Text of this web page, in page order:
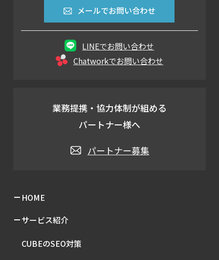
メールでお問い合わせ
LINEでお問い合わせ
Chatworkでお問い合わせ
業務提携・協力体制が組める
パートナー様へ
パートナー募集
HOME
サービス紹介
CUBEのSEO対策